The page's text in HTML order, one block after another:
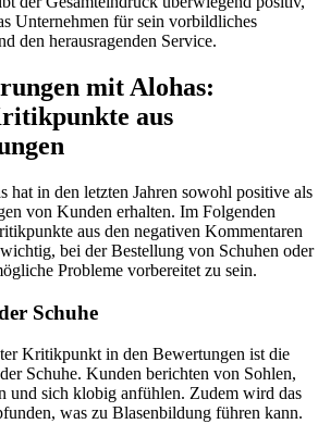
Unternehmen für sein vorbildliches
den herausragenden Service.
mit Alohas:
aus
hat in den letzten Jahren sowohl positive als
von Kunden erhalten. Im Folgenden
aus den negativen Kommentaren
bei der Bestellung von Schuhen oder
Probleme vorbereitet zu sein.
Schuhe
Kritikpunkt in den Bewertungen ist die
Schuhe. Kunden berichten von Sohlen,
und sich klobig anfühlen. Zudem wird das
was zu Blasenbildung führen kann.